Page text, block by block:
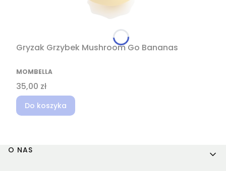
Gryzak Grzybek Mushroom Go Bananas
PRODUCENT
MOMBELLA
Cena
35,00 zł
Do koszyka
Linki w stopce
O NAS